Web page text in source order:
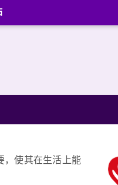
，使其在生活上能